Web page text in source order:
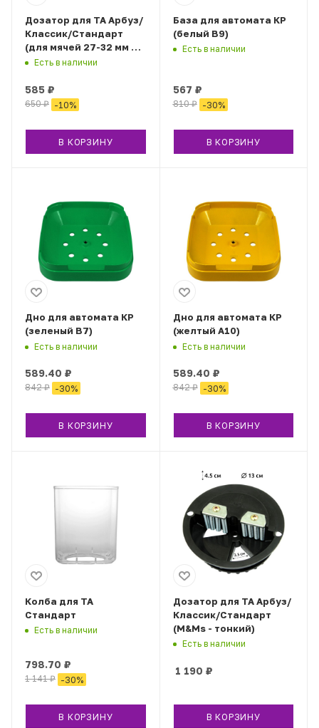
Дозатор для ТА Арбуз/
Классик/Стандарт
(для мячей 27-32 мм и
капсул 28-33 мм)
Есть в наличии
585 ₽
650₽ -10%
В КОРЗИНУ
База для автомата КР
(белый B9)
Есть в наличии
567 ₽
810₽ -30%
В КОРЗИНУ
Дно для автомата КР
(зеленый В7)
Есть в наличии
589.40 ₽
842₽ -30%
В КОРЗИНУ
Дно для автомата КР
(желтый А10)
Есть в наличии
589.40 ₽
842₽ -30%
В КОРЗИНУ
Колба для ТА
Стандарт
Есть в наличии
798.70 ₽
1 141₽ -30%
В КОРЗИНУ
Дозатор для ТА Арбуз/
Классик/Стандарт
(M&Ms - тонкий)
Есть в наличии
1 190 ₽
В КОРЗИНУ